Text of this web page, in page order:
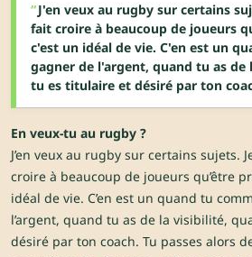
J'en veux au rugby sur certains
fait croire à beaucoup de joueurs
c'est un idéal de vie. C'en est un
gagner de l'argent, quand tu as de
tu es titulaire et désiré par ton
En veux-tu au rugby ?
J’en veux au rugby sur certains sujets.
croire à beaucoup de joueurs qu’être
idéal de vie. C’en est un quand tu
l’argent, quand tu as de la visibilité,
désiré par ton coach. Tu passes alors